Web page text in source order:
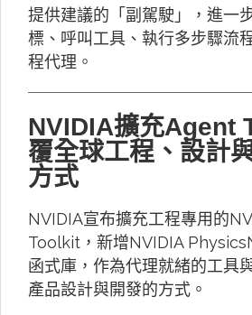
提供建議的「副駕駛」，進一
標、呼叫工具、執行多步驟流
程代理。
NVIDIA擴充
覆全球工程、設計
方式
NVIDIA宣布擴充工程專用的
Toolkit，新增NVIDIA
函式庫，作為代理就緒的工具
產品設計與開發的方式。